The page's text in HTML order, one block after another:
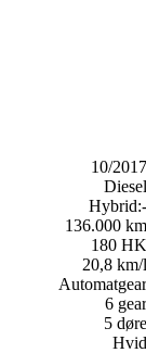
10/2017
Diesel
Hybrid:-
136.000 km
180 HK
20,8 km/l
Automatgear
6 gear
5 døre
Hvid